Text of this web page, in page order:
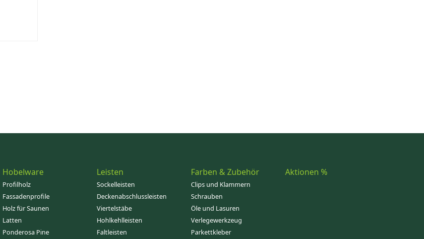
Hobelware
Profilholz
Fassadenprofile
Holz für Saunen
Latten
Ponderosa Pine
Leisten
Sockelleisten
Deckenabschlussleisten
Viertelstäbe
Hohlkehlleisten
Faltleisten
Farben & Zubehör
Clips und Klammern
Schrauben
Öle und Lasuren
Verlegewerkzeug
Parkettkleber
Aktionen %